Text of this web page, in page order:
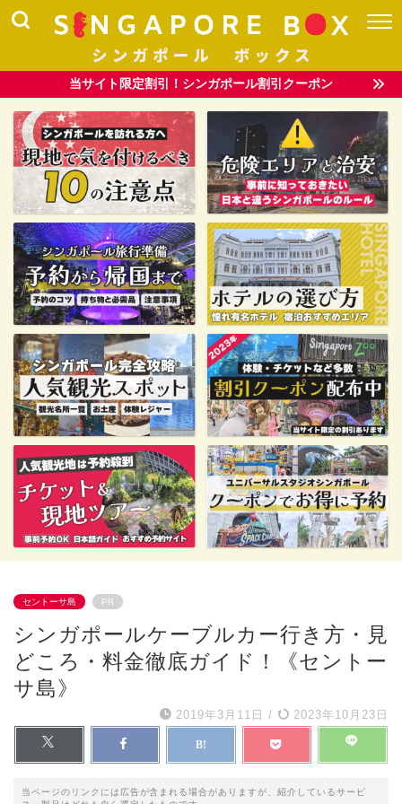
当サイト限定割引！シンガポール割引クーポン
セントーサ島 PR
シンガポールケーブルカー行き方・見
どころ・料金徹底ガイド！《セントー
サ島》
2019年3月11日 / 2023年10月23日
当ページのリンクには広告が含まれる場合がありますが、紹介しているサービ